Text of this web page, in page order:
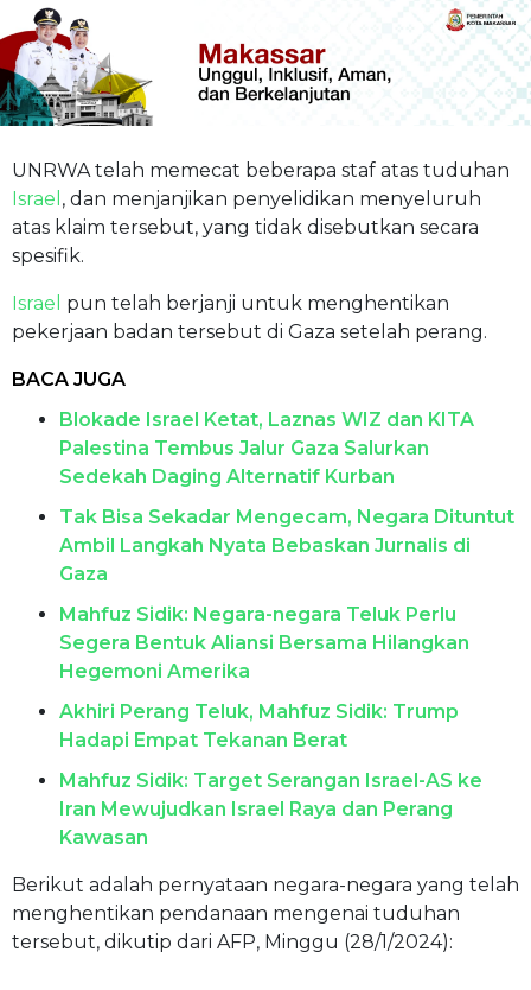
UNRWA telah memecat beberapa staf atas tuduhan
Israel , dan menjanjikan penyelidikan menyeluruh
atas klaim tersebut, yang tidak disebutkan secara
spesifik.
Israel pun telah berjanji untuk menghentikan
pekerjaan badan tersebut di Gaza setelah perang.
BACA JUGA
Blokade Israel Ketat, Laznas WIZ dan KITA
Palestina Tembus Jalur Gaza Salurkan
Sedekah Daging Alternatif Kurban
Tak Bisa Sekadar Mengecam, Negara Dituntut
Ambil Langkah Nyata Bebaskan Jurnalis di
Gaza
Mahfuz Sidik: Negara-negara Teluk Perlu
Segera Bentuk Aliansi Bersama Hilangkan
Hegemoni Amerika
Akhiri Perang Teluk, Mahfuz Sidik: Trump
Hadapi Empat Tekanan Berat
Mahfuz Sidik: Target Serangan Israel-AS ke
Iran Mewujudkan Israel Raya dan Perang
Kawasan
Berikut adalah pernyataan negara-negara yang telah
menghentikan pendanaan mengenai tuduhan
tersebut, dikutip dari AFP, Minggu (28/1/2024):